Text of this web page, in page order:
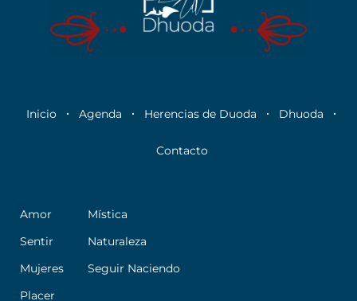
Inicio Agenda Herencias de Duoda Dhuoda
Contacto
Amor
Sentir
Mujeres
Placer
Mística
Naturaleza
Seguir Naciendo